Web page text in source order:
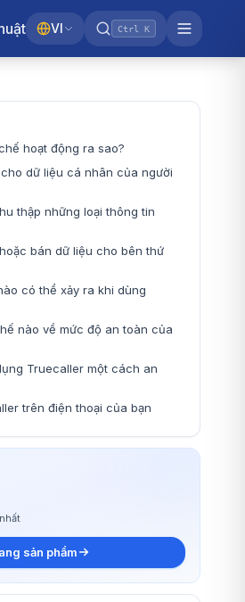
VI Ctrl K
hoạt động ra sao?
dữ liệu cá nhân của người
thập những loại thông tin
bán dữ liệu cho bên thứ
có thể xảy ra khi dùng
nào về mức độ an toàn của
Truecaller một cách an
trên điện thoại của bạn
sản phẩm